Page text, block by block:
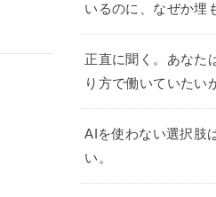
いるのに、なぜか埋
正直に聞く。あなた
り方で働いていたい
AIを使わない選択肢
い。